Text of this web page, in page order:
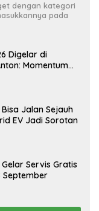
dengan kategori
pada
Digelar di
Momentum
Bisa Jalan Sejauh
EV Jadi Sorotan
Servis Gratis
September